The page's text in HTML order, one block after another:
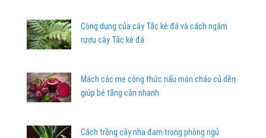
Công dụng của cây Tắc kè đá và cách ngâm
rượu cây Tắc kè đá
Mách các mẹ công thức nấu món cháo củ dền
giúp bé tăng cân nhanh
Cách trồng cây nha đam trong phòng ngủ